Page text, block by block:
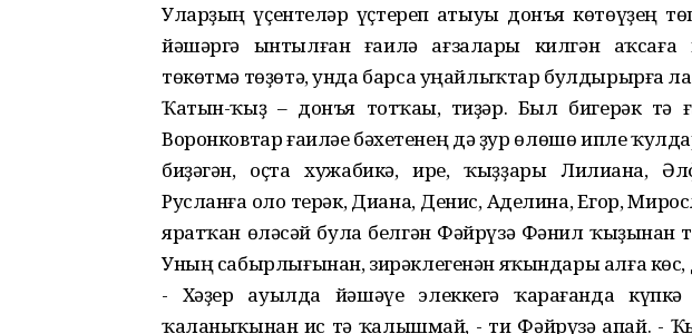
Уларҙың үҫентеләр үҫтереп һатыуы донъя көтөүҙең
йәшәргә ынтылған ғаилә ағзалары килгән
төкөтмә төҙөтә, унда барса уңайлыҡтар булдырырға
Ҡатын-ҡыҙ – донъя тотҡаһы, тиҙәр. Был бигерәк тә
Воронковтар ғаиләһе бәхетенең дә ҙур өлөшө ипле
биҙәгән, оҫта хужабикә, ире, ҡыҙҙары Лилиана,
Русланға оло терәк, Диана, Денис, Аделина, Егор,
яратҡан өләсәй була белгән Фәйрүзә Фәнил ҡыҙынан
Уның сабырлығынан, зирәклегенән яҡындары алға
- Хәҙер ауылда йәшәүе элеккегә ҡарағанда
ҡаланыҡынан һис тә ҡалышмай, - ти Фәйрүзә апай. -